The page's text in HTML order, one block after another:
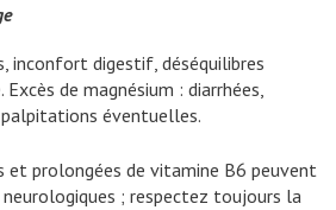
inconfort digestif, déséquilibres
de magnésium : diarrhées,
éventuelles.
et prolongées de vitamine B6 peuvent
; respectez toujours la